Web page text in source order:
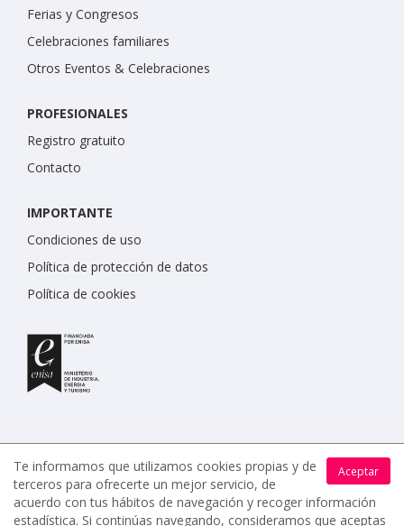
Ferias y Congresos
Celebraciones familiares
Otros Eventos & Celebraciones
PROFESIONALES
Registro gratuito
Contacto
IMPORTANTE
Condiciones de uso
Política de protección de datos
Política de cookies
www.celebrents.es tiene una calificación de 5 / 5 otorgada
por 7900 miembros.
Aceptar
Te informamos que utilizamos cookies propias y de
terceros para ofrecerte un mejor servicio, de
acuerdo con tus hábitos de navegación y recoger información
estadística. Si continúas navegando, consideramos que aceptas